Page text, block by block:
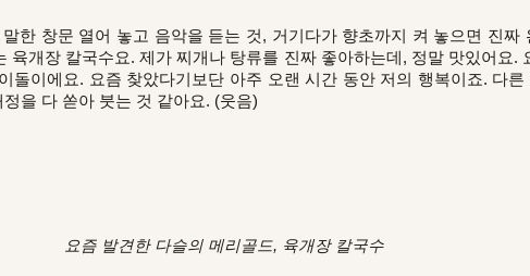
한 창문 열어 놓고 음악을 듣는 것, 거기다가 향초까지 켜 놓으면 진짜
육개장 칼국수요. 제가 찌개나 탕류를 진짜 좋아하는데, 정말 맛있어요.
돌이에요. 요즘 찾았다기보단 아주 오랜 시간 동안 저의 행복이죠. 다른
을 다 쏟아 붓는 것 같아요. (웃음)
요즘 발견한 다슬의 메리골드, 육개장 칼국수